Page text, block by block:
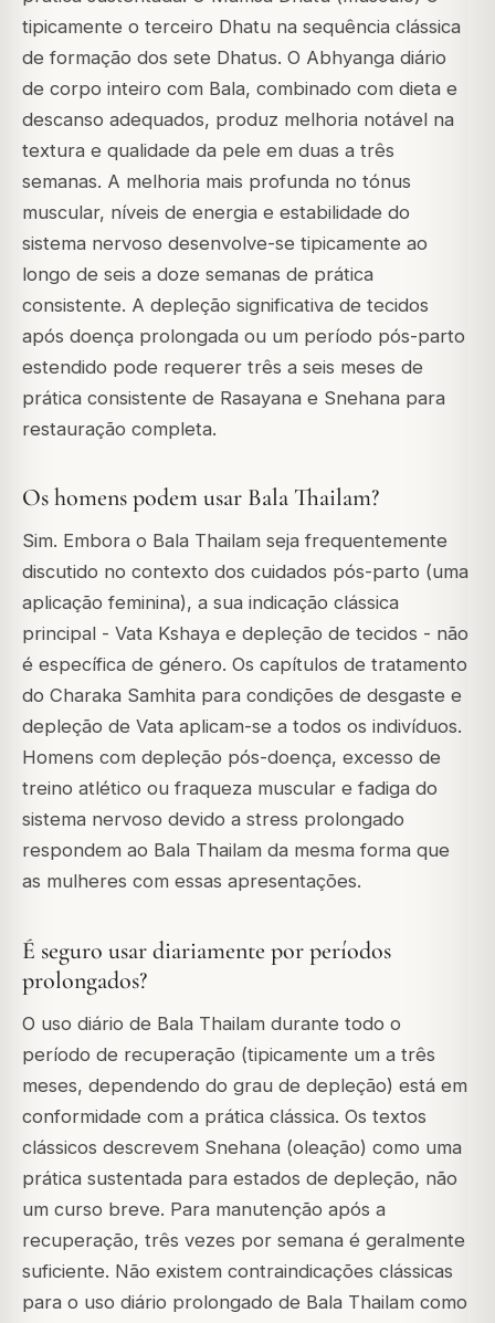
tipicamente o terceiro Dhatu na sequência clássica
de formação dos sete Dhatus. O Abhyanga diário
de corpo inteiro com Bala, combinado com dieta e
descanso adequados, produz melhoria notável na
textura e qualidade da pele em duas a três
semanas. A melhoria mais profunda no tónus
muscular, níveis de energia e estabilidade do
sistema nervoso desenvolve-se tipicamente ao
longo de seis a doze semanas de prática
consistente. A depleção significativa de tecidos
após doença prolongada ou um período pós-parto
estendido pode requerer três a seis meses de
prática consistente de Rasayana e Snehana para
restauração completa.
Os homens podem usar Bala Thailam?
Sim. Embora o Bala Thailam seja frequentemente
discutido no contexto dos cuidados pós-parto (uma
aplicação feminina), a sua indicação clássica
principal - Vata Kshaya e depleção de tecidos - não
é específica de género. Os capítulos de tratamento
do Charaka Samhita para condições de desgaste e
depleção de Vata aplicam-se a todos os indivíduos.
Homens com depleção pós-doença, excesso de
treino atlético ou fraqueza muscular e fadiga do
sistema nervoso devido a stress prolongado
respondem ao Bala Thailam da mesma forma que
as mulheres com essas apresentações.
É seguro usar diariamente por períodos
prolongados?
O uso diário de Bala Thailam durante todo o
período de recuperação (tipicamente um a três
meses, dependendo do grau de depleção) está em
conformidade com a prática clássica. Os textos
clássicos descrevem Snehana (oleação) como uma
prática sustentada para estados de depleção, não
um curso breve. Para manutenção após a
recuperação, três vezes por semana é geralmente
suficiente. Não existem contraindicações clássicas
para o uso diário prolongado de Bala Thailam como